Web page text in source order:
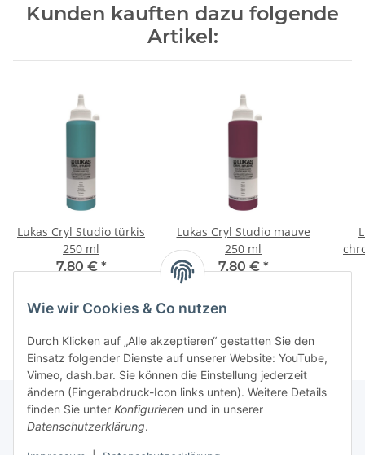
Wie wir Cookies & Co nutzen
Durch Klicken auf „Alle akzeptieren“ gestatten Sie den
Einsatz folgender Dienste auf unserer Website: YouTube,
Vimeo, dash.bar. Sie können die Einstellung jederzeit
ändern (Fingerabdruck-Icon links unten). Weitere Details
finden Sie unter Konfigurieren und in unserer
Datenschutzerklärung.
Kunden kauften dazu folgende
Artikel:
Lukas Cryl Studio türkis
250 ml
7,80 € *
Lukas Cryl Studio mauve
250 ml
7,80 € *